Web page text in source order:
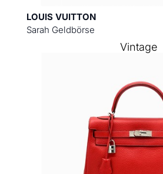
LOUIS VUITTON
Sarah Geldbörse
Vintage